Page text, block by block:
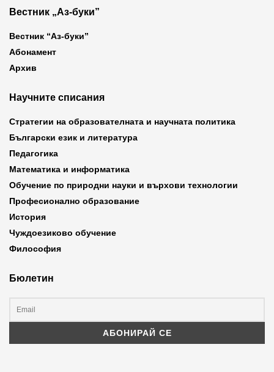
Вестник „Аз-буки”
Вестник “Аз-буки”
Абонамент
Архив
Научните списания
Стратегии на образователната и научната политика
Български език и литература
Педагогика
Математика и информатика
Обучение по природни науки и върхови технологии
Професионално образование
История
Чуждоезиково обучение
Философия
Бюлетин